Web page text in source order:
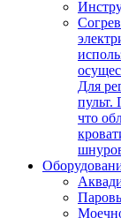
Для
пульт.
что